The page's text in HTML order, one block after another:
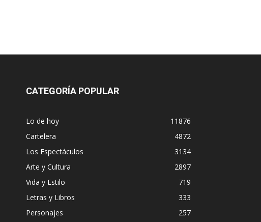
CATEGORÍA POPULAR
Lo de hoy
11876
Cartelera
4872
Los Espectáculos
3134
Arte y Cultura
2897
Vida y Estilo
719
Letras y Libros
333
Personajes
257